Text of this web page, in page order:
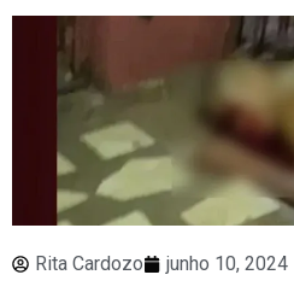
Rita Cardozo junho 10, 2024